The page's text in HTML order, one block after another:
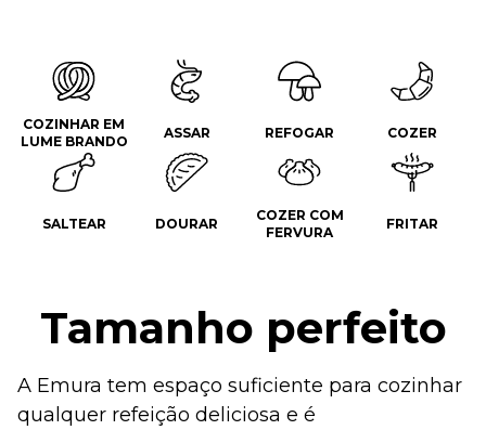
COZINHAR EM
LUME BRANDO
ASSAR REFOGAR COZER
SALTEAR DOURAR
COZER COM
FERVURA
FRITAR
Tamanho perfeito
A Emura tem espaço suficiente para cozinhar
qualquer refeição deliciosa e é